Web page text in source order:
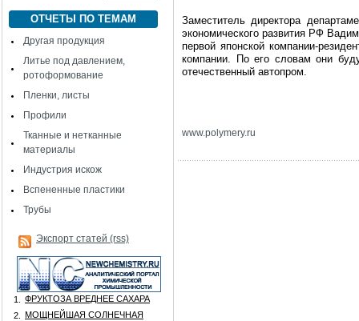
ОТЧЕТЫ ПО ТЕМАМ
Другая продукция
Литье под давлением,
ротоформование
Пленки, листы
Профили
Тканные и нетканные
материалы
Индустрия искож
Вспененные пластики
Трубы
Экспорт статей (rss)
1.
ФРУКТОЗА ВРЕДНЕЕ САХАРА
2.
МОЩНЕЙШАЯ СОЛНЕЧНАЯ
Заместитель директора
экономического развития РФ
первой японской компании-
компании. По его словам они
отечественный автопром.
www.polymery.ru